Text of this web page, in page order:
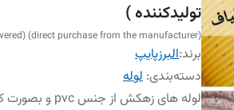
تولیدکننده )
(direct purchase from the manufacturer)
برند:البرزپایپ
دسته‌بندی: لوله
لوله های زهکش از جنس pvc و بصورت کلاف هستند .